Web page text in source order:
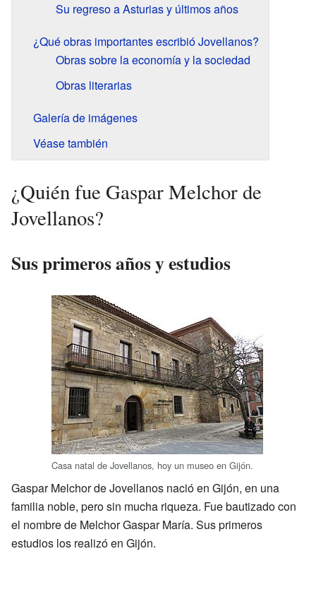
Su regreso a Asturias y últimos años
¿Qué obras importantes escribió Jovellanos?
Obras sobre la economía y la sociedad
Obras literarias
Galería de imágenes
Véase también
¿Quién fue Gaspar Melchor de
Jovellanos?
Sus primeros años y estudios
Casa natal de Jovellanos, hoy un museo en Gijón.
Gaspar Melchor de Jovellanos nació en Gijón, en una
familia noble, pero sin mucha riqueza. Fue bautizado con
el nombre de Melchor Gaspar María. Sus primeros
estudios los realizó en Gijón.